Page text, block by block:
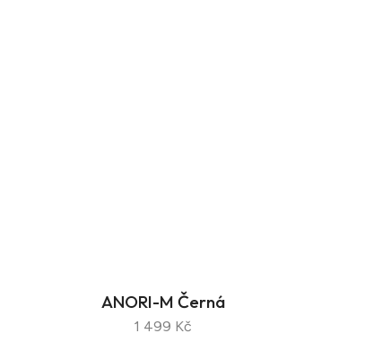
ANORI-M Černá
1 499 Kč